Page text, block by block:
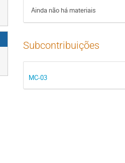
Ainda não há materiais
Subcontribuições
MC-03